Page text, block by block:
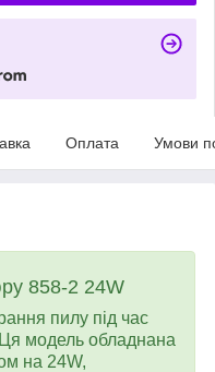
Оплата Умови
858-2 24W
пилу під час
Ця модель обладнана
на 24W,